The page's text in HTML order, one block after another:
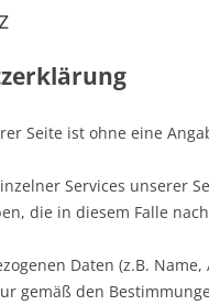
Seite ist ohne eine
Services unserer
die in diesem Falle
Daten (z.B.
gemäß den